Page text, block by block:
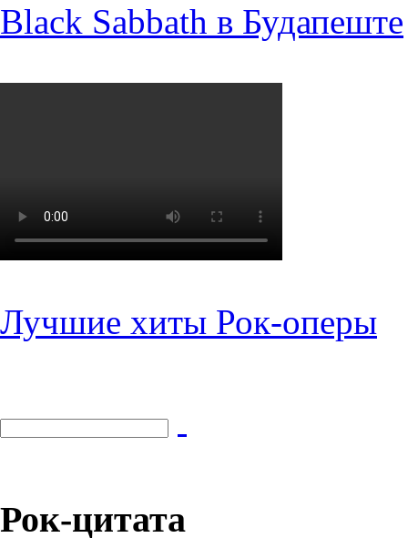
Black Sabbath в Будапеште
Лучшие хиты Рок-оперы
Рок-цитата